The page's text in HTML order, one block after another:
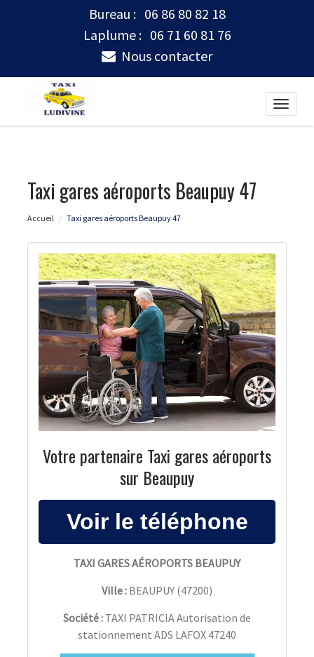
Bureau : 06 86 80 82 18
Laplume : 06 71 60 81 76
Nous contacter
Toggle
Taxi gares aéroports Beaupuy 47
Accueil Taxi gares aéroports Beaupuy 47
Votre partenaire Taxi gares aéroports
sur Beaupuy
TAXI GARES AÉROPORTS BEAUPUY
Ville : BEAUPUY (47200)
Société : TAXI PATRICIA Autorisation de
stationnement ADS LAFOX 47240